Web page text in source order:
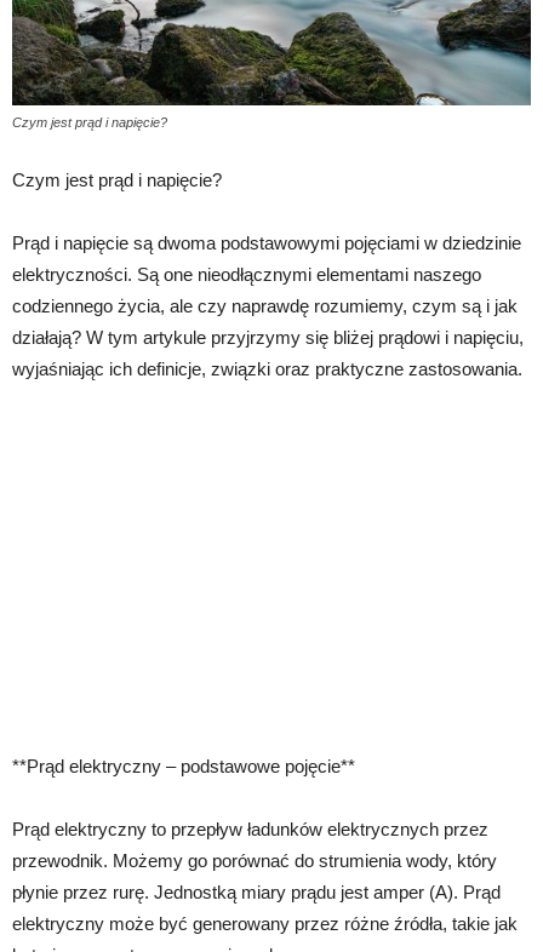
Czym jest prąd i napięcie?
Czym jest prąd i napięcie?
Prąd i napięcie są dwoma podstawowymi pojęciami w dziedzinie
elektryczności. Są one nieodłącznymi elementami naszego
codziennego życia, ale czy naprawdę rozumiemy, czym są i jak
działają? W tym artykule przyjrzymy się bliżej prądowi i napięciu,
wyjaśniając ich definicje, związki oraz praktyczne zastosowania.
**Prąd elektryczny – podstawowe pojęcie**
Prąd elektryczny to przepływ ładunków elektrycznych przez
przewodnik. Możemy go porównać do strumienia wody, który
płynie przez rurę. Jednostką miary prądu jest amper (A). Prąd
elektryczny może być generowany przez różne źródła, takie jak